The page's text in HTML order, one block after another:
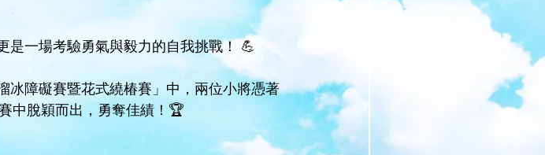
是一場考驗勇氣與毅力的自我挑戰！ 💪
冰障礙賽暨花式繞椿賽」中，兩位小將憑著
中脫穎而出，勇奪佳績！🏆